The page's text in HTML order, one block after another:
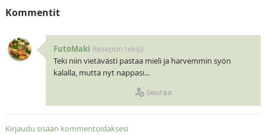
Kommentit
FutoMaki Reseptin tekijä
Teki niin vietävästi pastaa mieli ja harvemmin syön
kalalla, mutta nyt nappasi...
Seuraa
Kirjaudu sisään kommentoidaksesi